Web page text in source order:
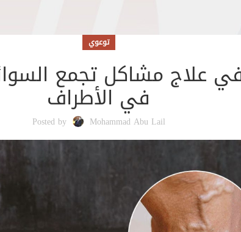
توعوي
في علاج مشاكل تجمع
في الأطراف
Posted by Mohammad Abu Lail